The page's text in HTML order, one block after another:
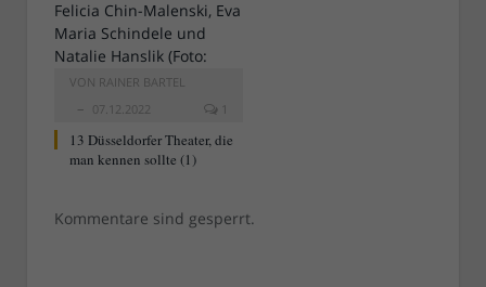
VON RAINER BARTEL
07.12.2022
1
13 Düsseldorfer Theater, die
man kennen sollte (1)
Kommentare sind gesperrt.